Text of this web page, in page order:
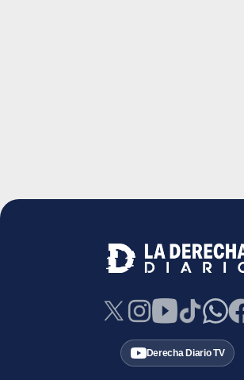
Derecha Diario TV